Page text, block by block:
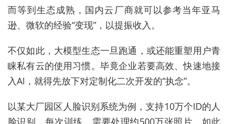
而等到生态成熟，国内云厂商就可以参考当年亚马
逊、微软的经验“变现”，以提振收入。
不仅如此，大模型生态一旦跑通，或还能重塑用户青
睐私有云的使用习惯。毕竟企业若要高效、快速地接
入AI，就得先放下对定制化二次开发的“执念”。
以某大厂园区人脸识别系统为例，支持10万个ID的人